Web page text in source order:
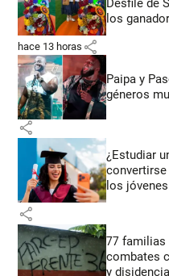
Desfile de
los
hace 13 horas share
Paipa y
géneros
share
¿Estudiar
convertirse
los
share
77 familias
combates
y